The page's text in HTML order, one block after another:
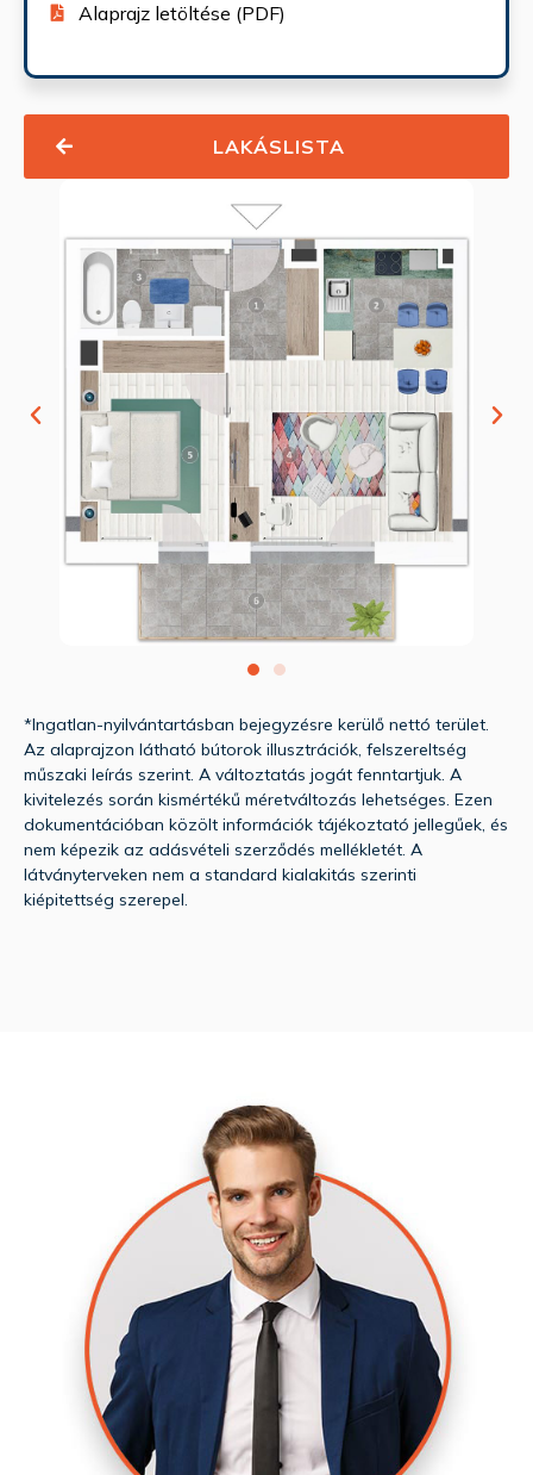
*Ingatlan-nyilvántartásban bejegyzésre kerülő nettó terület.
Az alaprajzon látható bútorok illusztrációk, felszereltség
műszaki leírás szerint. A változtatás jogát fenntartjuk. A
kivitelezés során kismértékű méretváltozás lehetséges. Ezen
dokumentációban közölt információk tájékoztató jellegűek, és
nem képezik az adásvételi szerződés mellékletét. A
látványterveken nem a standard kialakitás szerinti
kiépitettség szerepel.
Alaprajz letöltése (PDF)
LAKÁSLISTA